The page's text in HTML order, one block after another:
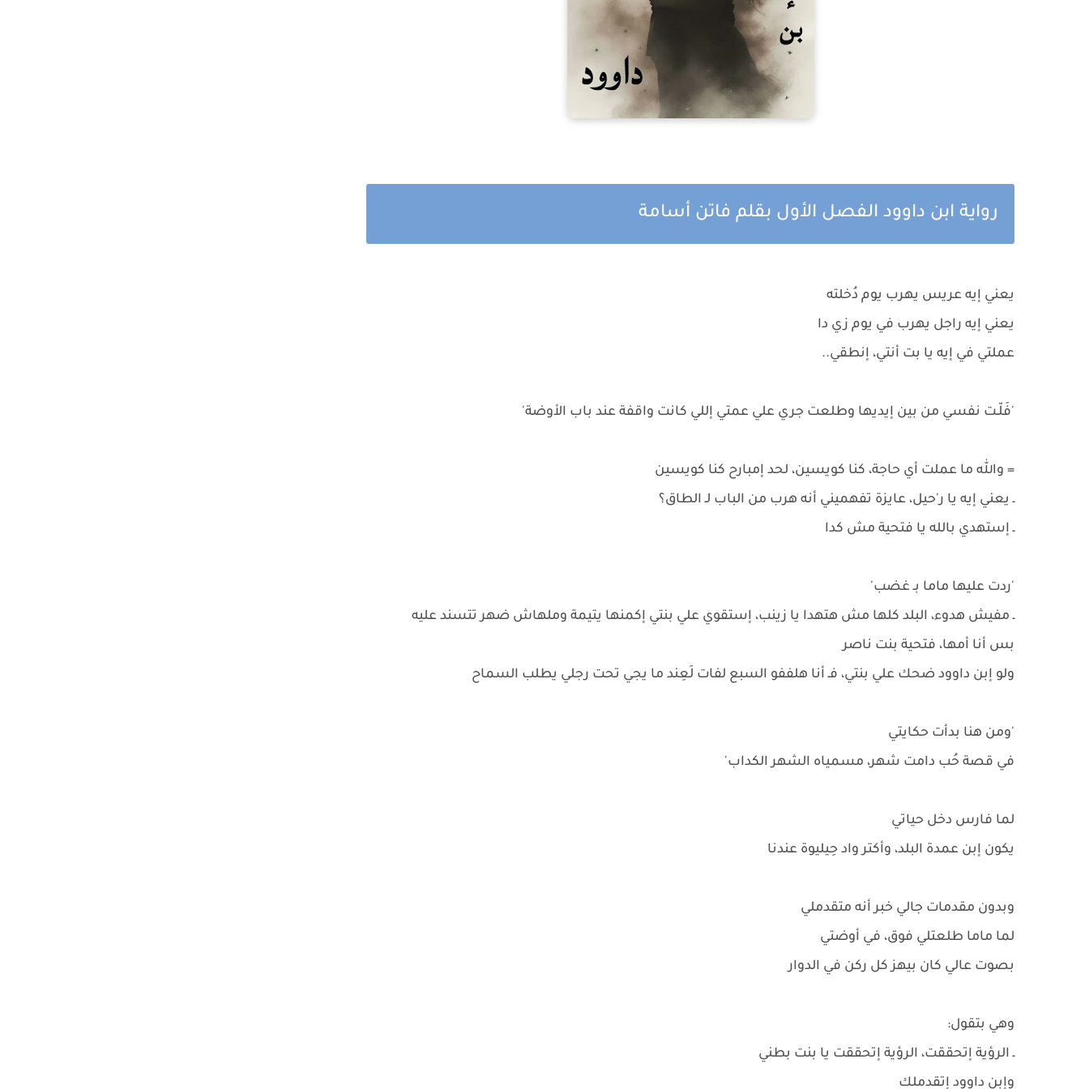
رواية ابن داوود الفصل الأول بقلم فاتن أسامة
يعني إيه عريس يهرب يوم دُخلته
يعني إيه راجل يهرب في يوم زي دا
عملتي في إيه يا بت أنتي، إنطقي..
'فَلّـت نفسي من بين إيديها وطلعت جري علي عمتي إللي كانت واقفة عند باب الأوضة'
= والله ما عملت أي حاجة، كنا كويسين، لحد إمبارح كنا كويسين
ـ يعني إيه يا ر'حيل، عايزة تفهميني أنه هرب من الباب لـ الطاق؟
ـ إستهدي بالله يا فتحية مش كدا
'ردت عليها ماما بـ غضب'
ـ مفيش هدوء، البلد كلها مش هتهدا يا زينب، إستقوي علي بنتي إكمنها يتيمة وملهاش ضهر تتسند عليه
بس أنا أمها، فتحية بنت ناصر
ولو إبن داوود ضحك علي بنتي، فـ أنا هلففو السبع لفات لَعِند ما يجي تحت رجلي يطلب السماح
'ومن هنا بدأت حكايتي
في قصة حُب دامت شهر، مسمياه الشهر الكداب'
لما فارس دخل حياتي
يكون إبن عمدة البلد، وأكتر واد حِيليوة عندنا
وبدون مقدمات جالي خبر أنه متقدملي
لما ماما طلعتلي فوق، في أوضتي
بصوت عالي كان بيهز كل ركن في الدوار
وهي بتقول:
ـ الرؤية إتحققت، الرؤية إتحققت يا بنت بطني
وإبن داوود إتقدملك